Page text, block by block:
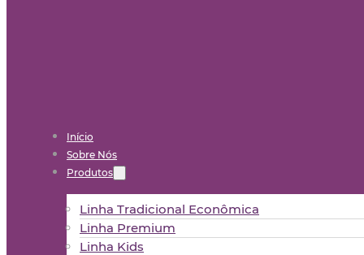
Início
Sobre Nós
Produtos
Linha Tradicional Econômica
Linha Premium
Linha Kids